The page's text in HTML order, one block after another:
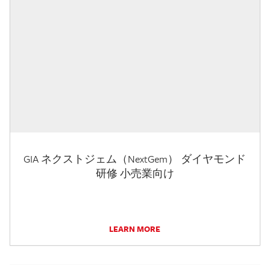
GIA ネクストジェム（NextGem） ダイヤモンド
研修 小売業向け
LEARN MORE